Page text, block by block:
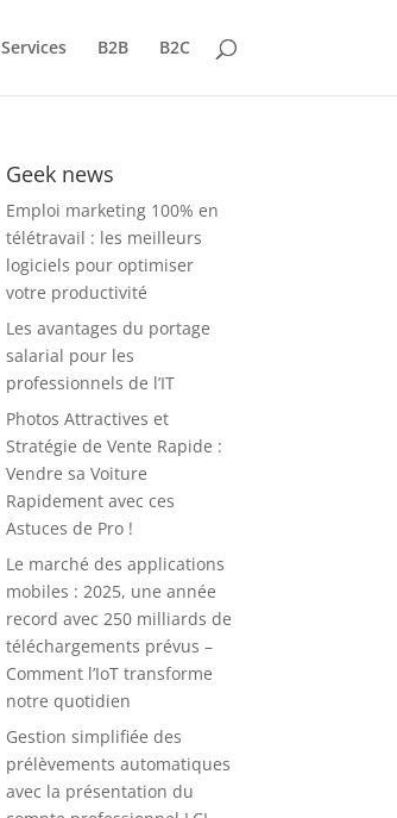
Services B2B B2C
Geek news
Emploi marketing 100% en
télétravail : les meilleurs
logiciels pour optimiser
votre productivité
Les avantages du portage
salarial pour les
professionnels de l’IT
Photos Attractives et
Stratégie de Vente Rapide :
Vendre sa Voiture
Rapidement avec ces
Astuces de Pro !
Le marché des applications
mobiles : 2025, une année
record avec 250 milliards de
téléchargements prévus –
Comment l’IoT transforme
notre quotidien
Gestion simplifiée des
prélèvements automatiques
avec la présentation du